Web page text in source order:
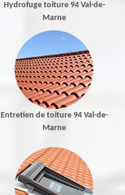
Hydrofuge toiture 94 Val-de-
Marne
Entretien de toiture 94 Val-de-
Marne